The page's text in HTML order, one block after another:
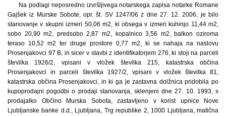
Na podlagi neposredno izvršljivega notarskega zapisa notarke Romane
Gajšek iz Murske Sobote, opr. št. SV 1247/06 z dne 27. 12. 2006, je bilo
stanovanje v skupni izmeri 50,06 m2, ki obsega v izmeri kuhinjo 11,44 m2,
sobo 20,90 m2, predsobo 2,87 m2, kopalnico 3,56 m2, balkon oziroma
teraso 10,52 m2 ter druge prostore 0,77 m2, ki se nahaja na naslovu
Prosenjakovci 97 B, in sicer v stavbi z identifikatorjem 276, ki stoji na parceli
številka 1926/2, vpisani v vložek številka 215, katastrska občina
Prosenjakovci in parceli številka 1927/2, vpisani v vložek številka 81,
katastrska občina Prosenjakovci, in ki ga je zastavna dolžnica pridobila po
kupoprodajni pogodbi o prodaji stanovanja, sklenjeni dne 27. 10. 1993, s
prodajalko Občino Murska Sobota, zastavljeno v korist upnice Nove
Ljubljanske banke d.d., Ljubljana, Trg republike 2, 1000 Ljubljana, matična